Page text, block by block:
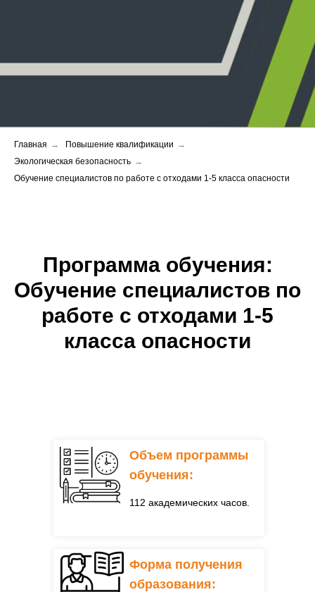
Главная → Повышение квалификации →
Экологическая безопасность →
Обучение специалистов по работе с отходами 1-5 класса опасности
Программа обучения:
Обучение специалистов по
работе с отходами 1-5
класса опасности
112 академических часов.
Объем программы
обучения:
Форма получения
образования: